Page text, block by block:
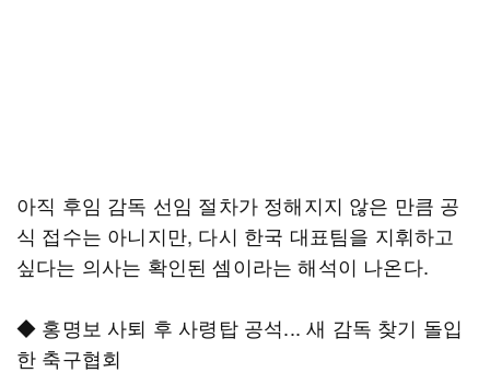
아직 후임 감독 선임 절차가 정해지지 않은 만큼 공
식 접수는 아니지만, 다시 한국 대표팀을 지휘하고
싶다는 의사는 확인된 셈이라는 해석이 나온다.
◆ 홍명보 사퇴 후 사령탑 공석... 새 감독 찾기 돌입
한 축구협회